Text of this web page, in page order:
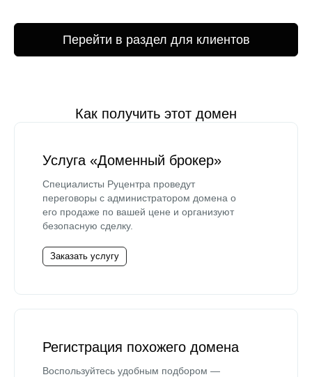
Перейти в раздел для клиентов
Как получить этот домен
Услуга «Доменный брокер»
Специалисты Руцентра проведут
переговоры с администратором домена о
его продаже по вашей цене и организуют
безопасную сделку.
Заказать услугу
Регистрация похожего домена
Воспользуйтесь удобным подбором —